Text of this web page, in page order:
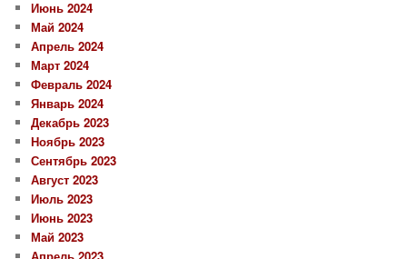
Июнь 2024
Май 2024
Апрель 2024
Март 2024
Февраль 2024
Январь 2024
Декабрь 2023
Ноябрь 2023
Сентябрь 2023
Август 2023
Июль 2023
Июнь 2023
Май 2023